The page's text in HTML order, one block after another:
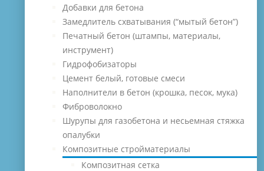
Добавки для бетона
Замедлитель схватывания (“мытый бетон”)
Печатный бетон (штампы, материалы,
инструмент)
Гидрофобизаторы
Цемент белый, готовые смеси
Наполнители в бетон (крошка, песок, мука)
Фиброволокно
Шурупы для газобетона и несьемная стяжка
опалубки
Композитные стройматериалы
Композитная сетка